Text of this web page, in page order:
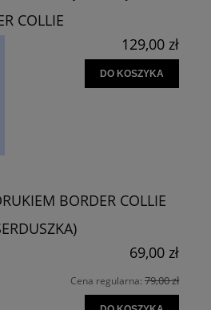
COLLIE
129,00 zł
DO KOSZYKA
BORDER COLLIE
69,00 zł
Cena regularna: 79,00 zł